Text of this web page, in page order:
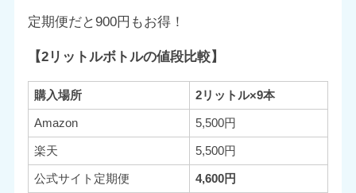
定期便だと900円もお得！
【2リットルボトルの値段比較】
購入場所 2リットル×9本
Amazon 5,500円
楽天 5,500円
公式サイト定期便 4,600円